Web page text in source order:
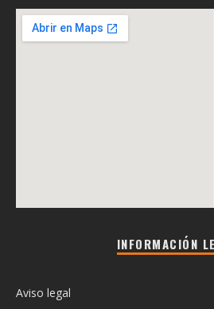
INFORMACIÓN
Aviso legal